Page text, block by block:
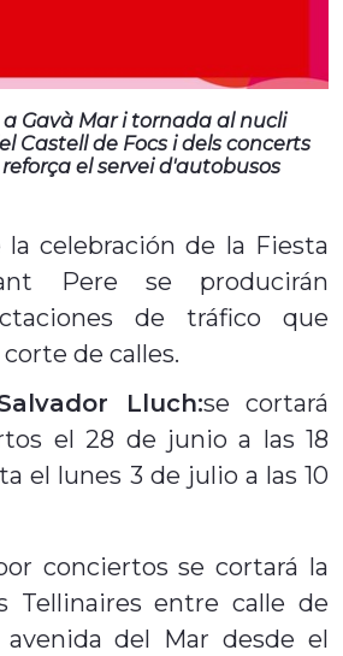
Gavà Mar i tornada al nucli
Castell de Focs i dels concerts
el servei d'autobusos
celebración de la Fiesta
Pere se producirán
de tráfico que
de calles.
Lluch:se cortará
el 28 de junio a las 18
el lunes 3 de julio a las 10
conciertos se cortará la
Tellinaires entre calle de
del Mar desde el